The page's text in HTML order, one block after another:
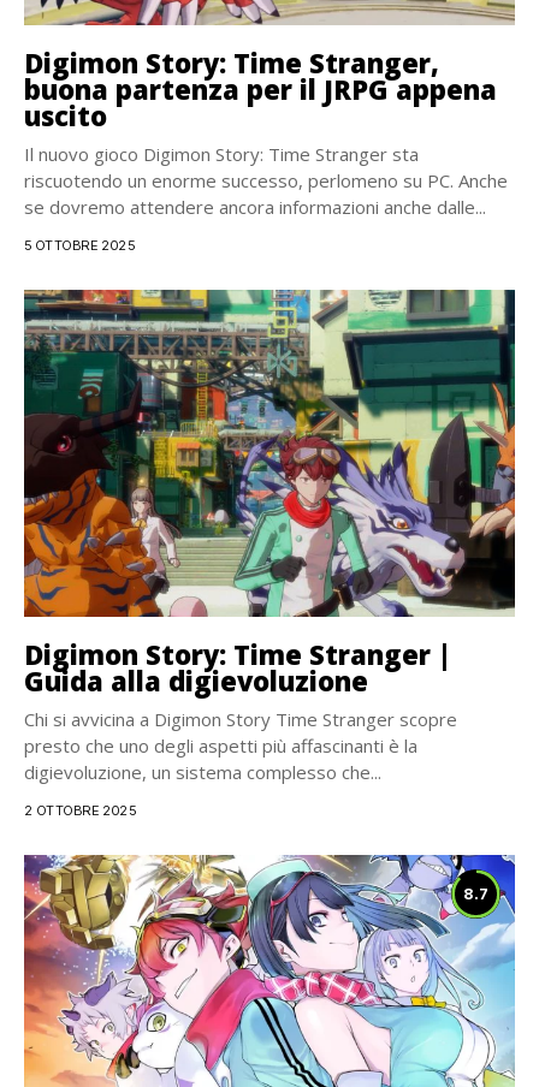
Digimon Story: Time Stranger,
buona partenza per il JRPG appena
uscito
Il nuovo gioco Digimon Story: Time Stranger sta
riscuotendo un enorme successo, perlomeno su PC. Anche
se dovremo attendere ancora informazioni anche dalle...
5 OTTOBRE 2025
Digimon Story: Time Stranger |
Guida alla digievoluzione
Chi si avvicina a Digimon Story Time Stranger scopre
presto che uno degli aspetti più affascinanti è la
digievoluzione, un sistema complesso che...
2 OTTOBRE 2025
8.7